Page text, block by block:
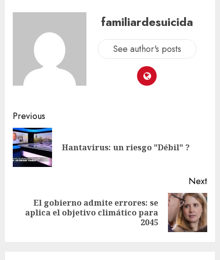
familiardesuicida
See author's posts
Previous
Hantavirus: un riesgo "Débil" ?
Next
El gobierno admite errores: se
aplica el objetivo climático para
2045